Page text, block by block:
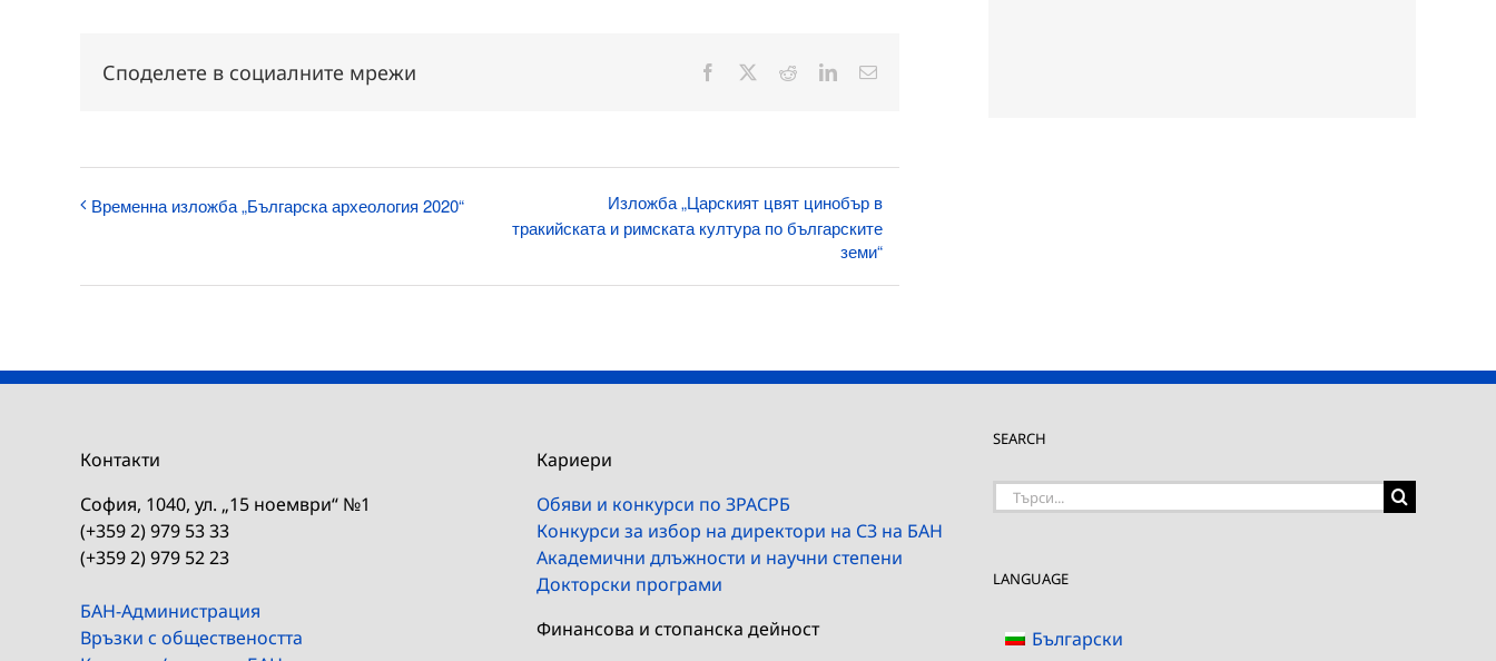
Споделете в социалните мрежи Facebook RedditLinkedInЕлектронна
Временна изложба „Българска археология 2020“
Изложба „Царският цвят цинобър в
тракийската и римската култура по българските
земи“
Контакти
София, 1040, ул. „15 ноември“ №1
(+359 2) 979 53 33
(+359 2) 979 52 23
БАН-Администрация
Връзки с обществеността
Кариери
Обяви и конкурси по ЗРАСРБ
Конкурси за избор на директори на СЗ на БАН
Академични длъжности и научни степени
Докторски програми
Финансова и стопанска дейност
SEARCH
Търсене
LANGUAGE
Български